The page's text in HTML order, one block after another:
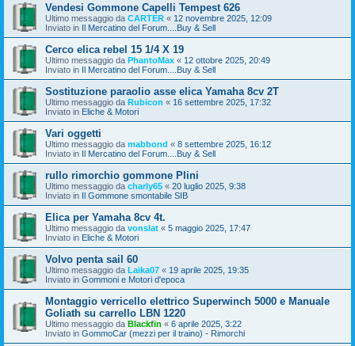
Vendesi Gommone Capelli Tempest 626
Ultimo messaggio da CARTER « 12 novembre 2025, 12:09
Inviato in Il Mercatino del Forum....Buy & Sell
Cerco elica rebel 15 1/4 X 19
Ultimo messaggio da PhantoMax « 12 ottobre 2025, 20:49
Inviato in Il Mercatino del Forum....Buy & Sell
Sostituzione paraolio asse elica Yamaha 8cv 2T
Ultimo messaggio da Rubicon « 16 settembre 2025, 17:32
Inviato in Eliche & Motori
Vari oggetti
Ultimo messaggio da mabbond « 8 settembre 2025, 16:12
Inviato in Il Mercatino del Forum....Buy & Sell
rullo rimorchio gommone Plini
Ultimo messaggio da charly65 « 20 luglio 2025, 9:38
Inviato in Il Gommone smontabile SIB
Elica per Yamaha 8cv 4t.
Ultimo messaggio da vonslat « 5 maggio 2025, 17:47
Inviato in Eliche & Motori
Volvo penta sail 60
Ultimo messaggio da Laika07 « 19 aprile 2025, 19:35
Inviato in Gommoni e Motori d'epoca
Montaggio verricello elettrico Superwinch 5000 e Manuale
Goliath su carrello LBN 1220
Ultimo messaggio da Blackfin « 6 aprile 2025, 3:22
Inviato in GommoCar (mezzi per il traino) - Rimorchi